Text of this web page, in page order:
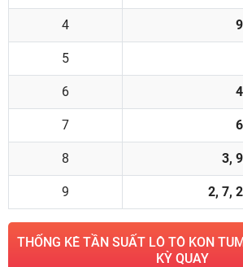
4 9
5
6 4
7 6
8 3,
9 2, 7,
THỐNG KÊ TẦN SUẤT LÔ TÔ KON
KỲ QUAY